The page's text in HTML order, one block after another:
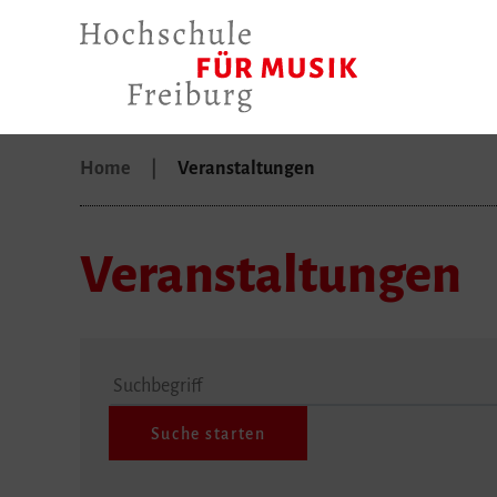
Home Veranstaltungen
Veranstaltungen
Suchbegriff